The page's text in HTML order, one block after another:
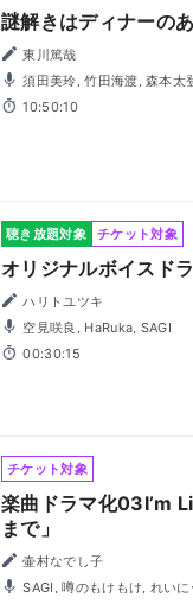
謎解きはディナーの
東川篤哉
須田美玲, 竹田海渡, 森本太登, 茜さくら, 稲岡晃大, 岡本
綾香, 竹内大生, 長谷川禄, 藤澤
岡佑介10:50:10
聴き放題対象 チケット対象
オリジナルボイスド
ハリトユツキ
空見咲良, HaRuka, SAGI
00:30:15
チケット対象
楽曲ドラマ化03I’m
まで」
壷村なでし子
SAGI, 噂のもけもけ, れいに